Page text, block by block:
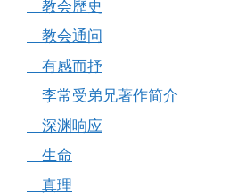
教会歷史
教会通问
有感而抒
李常受弟兄著作简介
深渊响应
生命
真理